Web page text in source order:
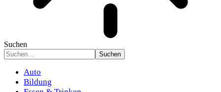
Suchen
Auto
Bildung